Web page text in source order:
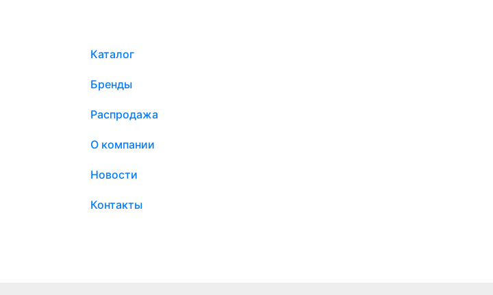
Каталог
Бренды
Распродажа
О компании
Новости
Контакты